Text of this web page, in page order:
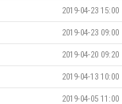
2019-04-23 15:00
2019-04-23 09:00
2019-04-20 09:20
2019-04-13 10:00
2019-04-05 11:00